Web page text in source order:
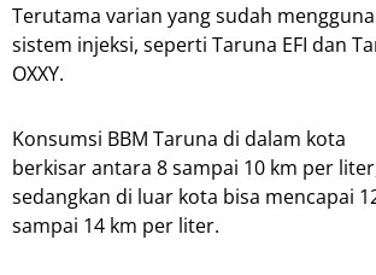
Terutama varian yang sudah
sistem injeksi, seperti Taruna EFI dan
OXXY.
Konsumsi BBM Taruna di dalam kota
berkisar antara 8 sampai 10 km per
sedangkan di luar kota bisa mencapai
sampai 14 km per liter.